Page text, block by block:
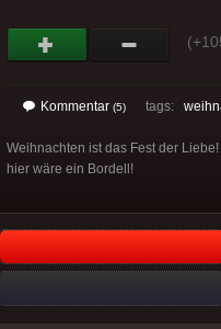
Kommentar (5) tags:
Weihnachten ist das Fest der
hier wäre ein Bordell!